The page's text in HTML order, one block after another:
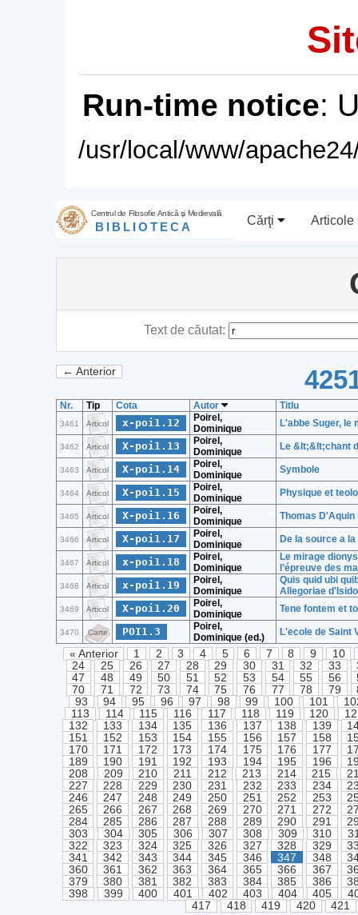
Run-time notice:
/usr/local/www/
Centrul de Filosofie Antică şi Medievală
BIBLIOTECA Cărţi Articole
Text de căutat:
← Anterior
Nr. Tip Cota Autor Titlu
3461 Articol x-poi1.12
Poirel,
Dominique
L'abbe Suger, le
3462 Articol X-poi1.13
Poirel,
Dominique
Le &lt;&lt;chant
3463 Articol X-poi1.14
Poirel,
Dominique
Symbole
3464 Articol X-poi1.15
Poirel,
Dominique
Physique et
3465 Articol X-poi1.16
Poirel,
Dominique
Thomas
3466 Articol X-poi1.17
Poirel,
Dominique
De la source a
3467 Articol x-poi1.18
Poirel,
Dominique
Le mirage
l’épreuve des
3468 Articol x-poi1.19
Poirel,
Dominique
Quis quid ubi
Allegoriae
3469 Articol X-poi1.20
Poirel,
Dominique
Tene fontem et
3470 Carte POI1.3
Poirel,
Dominique (ed.)
L'ecole de Saint
« Anterior 1 2 3 4 5 6 7 8 9
10
24
25 26 27 28 29 30 31 32 33
47
48 49 50 51 52 53 54 55 56
70
71 72 73 74 75 76 77 78 79
93
94 95 96 97 98 99 100 101
113
114 115 116 117 118 119 120
132
133 134 135 136 137 138 139
151
152 153 154 155 156 157 158
170
171 172 173 174 175 176 177
189
190 191 192 193 194 195 196
208
209 210 211 212 213 214 215
227
228 229 230 231 232 233 234
246
247 248 249 250 251 252 253
265
266 267 268 269 270 271 272
284
285 286 287 288 289 290 291
303
304 305 306 307 308 309 310
322
323 324 325 326 327 328 329
341
342 343 344 345 346 347 348
360
361 362 363 364 365 366 367
379
380 381 382 383 384 385 386
398
399 400 401 402 403 404 405
417
418 419 420 421